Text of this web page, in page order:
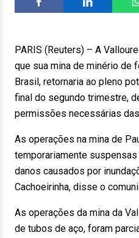
PARIS (Reuters) – A
que sua mina de minério de
Brasil, retornaria ao pleno
final do segundo trimestre,
permissões necessárias
As operações na mina de
temporariamente
danos causados por
Cachoeirinha, disse o
As operações da mina da
de tubos de aço, foram